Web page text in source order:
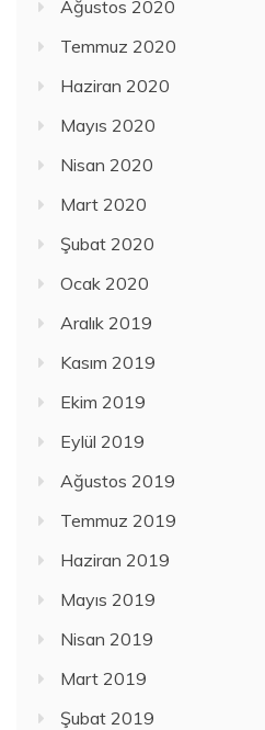
Ağustos 2020
Temmuz 2020
Haziran 2020
Mayıs 2020
Nisan 2020
Mart 2020
Şubat 2020
Ocak 2020
Aralık 2019
Kasım 2019
Ekim 2019
Eylül 2019
Ağustos 2019
Temmuz 2019
Haziran 2019
Mayıs 2019
Nisan 2019
Mart 2019
Şubat 2019